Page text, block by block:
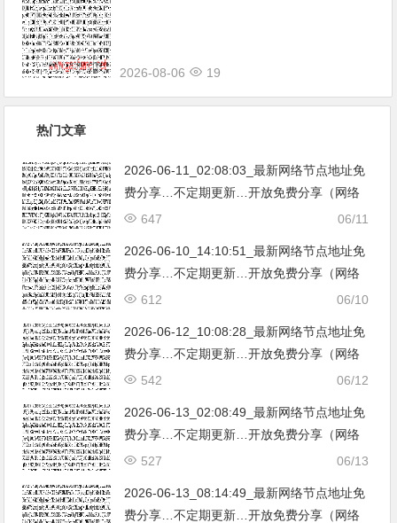
2026-08-06 19
热门文章
2026-06-11_02:08:03_最新网络节点地址免
费分享…不定期更新…开放免费分享（网络
免费节点香港|日本|韩国|新加坡|台湾|马来西
06/11
647
2026-06-10_14:10:51_最新网络节点地址免
费分享…不定期更新…开放免费分享（网络
免费节点香港|日本|韩国|新加坡|台湾|马来西
06/10
612
2026-06-12_10:08:28_最新网络节点地址免
费分享…不定期更新…开放免费分享（网络
免费节点香港|日本|韩国|新加坡|台湾|马来西
06/12
542
2026-06-13_02:08:49_最新网络节点地址免
费分享…不定期更新…开放免费分享（网络
免费节点香港|日本|韩国|新加坡|台湾|马来西
06/13
527
2026-06-13_08:14:49_最新网络节点地址免
费分享…不定期更新…开放免费分享（网络